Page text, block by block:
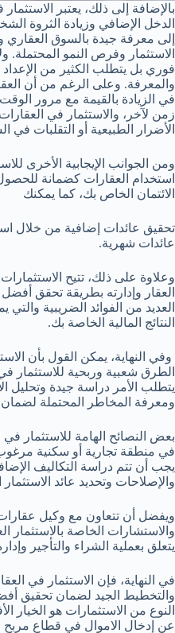
بالإضافة إلى ذلك، يعتبر
الدخل الإضافي وزيادة الثروة
إلى معرفة جيدة بالسوق العقاري
الاستثمار وفرص النمو المحتملة.
فوري بل يتطلب الكثير من
والمعرفة. وعلى الرغم من أن
في الزيادة بالقيمة مع مرور
زمن لآخر، والاستثمار في
الأضرار الطبيعية أو التقلبات في
ومن الجوانب الإيجابية الأخرى
استخدام العقارات كضمانة
الائتمان الخاص بك، كما يمكنك
تحقيق عائدات إضافية من خلال
عائدات شهرية.
وعلاوة على ذلك، تتيح
العقار وإدارته بطريقة تحقق
العديد من الفوائد الضريبية
النتائج المالية الخاصة بك.
وفي النهاية، يمكن القول بأن
الطرق شعبية وربحية للاستثمار
يتطلب الأمر دراسة جيدة وتحليل
ومعرفة المخاطر المحتملة لضمان
بعض النصائح الهامة للاستثمار في
في منطقة تجارية أو سكنية
يجب أن تتم دراسة التكاليف
والإصلاحات وتحديد عائد الاستثمار
ويفضل أن تتعاون مع وكيل
والاستشارات الخاصة بالاستثمار
يتعلق بعملية الشراء والتأجير
في النهاية، فإن الاستثمار في
والتخطيط الجيد لضمان تحقيق
النوع من الاستثمارات هو
عن إدخال الاموال في قطاع مربح